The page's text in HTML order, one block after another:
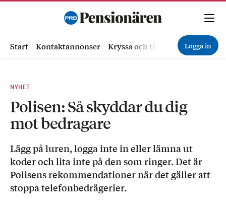
Start Kontaktannonser Kryssa och tävla Ekonomi
Logga in
NYHET
Polisen: Så skyddar du dig
mot bedragare
Lägg på luren, logga inte in eller lämna ut
koder och lita inte på den som ringer. Det är
Polisens rekommendationer när det gäller att
stoppa telefonbedrägerier.